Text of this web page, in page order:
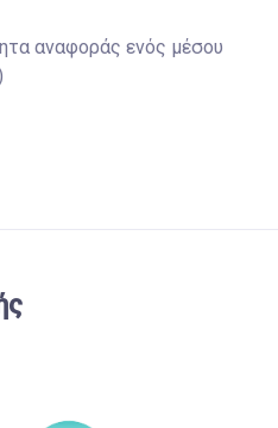
αναφοράς ενός μέσου